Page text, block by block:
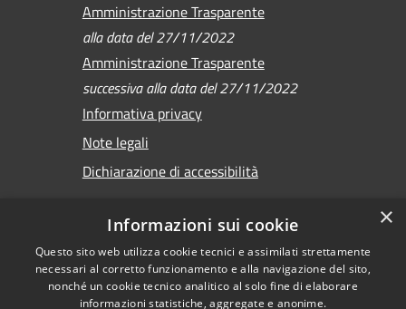
Amministrazione Trasparente
alla data del 27/11/2022
Amministrazione Trasparente
successiva alla data del 27/11/2022
Informativa privacy
Note legali
Dichiarazione di accessibilità
RSS
Accessibilità
Copyright © 2026 •
Comune di Sirmione •
×
Informazioni sui cookie
Questo sito web utilizza cookie tecnici e assimilati strettamente
necessari al corretto funzionamento e alla navigazione del sito,
nonché un cookie tecnico analitico al solo fine di elaborare
informazioni statistiche, aggregate e anonime.